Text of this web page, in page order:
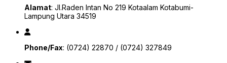
Alamat: Jl.Raden Intan No 219 Kotaalam Kotabumi-
Lampung Utara 34519
Phone/Fax: (0724) 22870 / (0724) 327849